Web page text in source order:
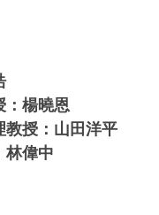
：楊曉恩
授：山田洋平
林偉中